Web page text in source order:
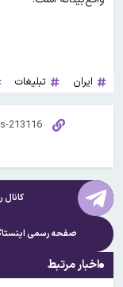
ایران تبلیغات
صفحه رسمی
اخبار مرتبط